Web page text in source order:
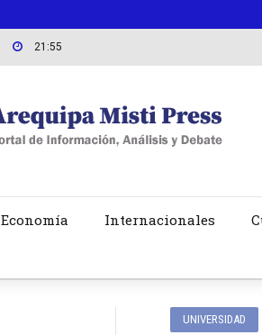
21:55
Economía Internacionales
UNIVERSIDAD